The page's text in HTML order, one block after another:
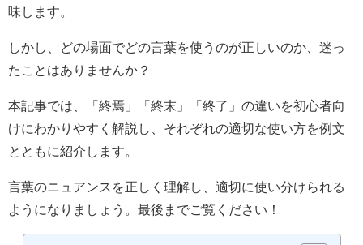
味します。
しかし、どの場面でどの言葉を使うのが正しいのか、迷っ
たことはありませんか？
本記事では、「終焉」「終末」「終了」の違いを初心者向
けにわかりやすく解説し、それぞれの適切な使い方を例文
とともに紹介します。
言葉のニュアンスを正しく理解し、適切に使い分けられる
ようになりましょう。最後までご覧ください！